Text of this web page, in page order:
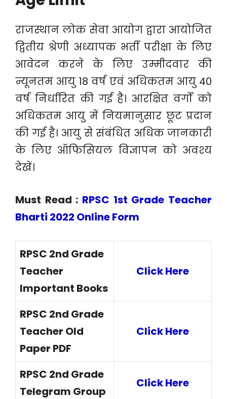
राजस्थान लोक सेवा आयोग द्वारा आयोजित
द्वितीय श्रेणी अध्यापक भर्ती परीक्षा के लिए
आवेदन करने के लिए उम्मीदवार की
न्यूनतम आयु 18 वर्ष एवं अधिकतम आयु 40
वर्ष निर्धारित की गई है। आरक्षित वर्गों को
अधिकतम आयु में नियमानुसार छूट प्रदान
की गई है। आयु से संबंधित अधिक जानकारी
के लिए ऑफिसियल विज्ञापन को अवश्य
देखें।
Must Read : RPSC 1st Grade Teacher
Bharti 2022 Online Form
RPSC 2nd Grade
Teacher
Important Books
Click Here
RPSC 2nd Grade
Teacher Old
Paper PDF
Click Here
RPSC 2nd Grade
Telegram Group
Click Here